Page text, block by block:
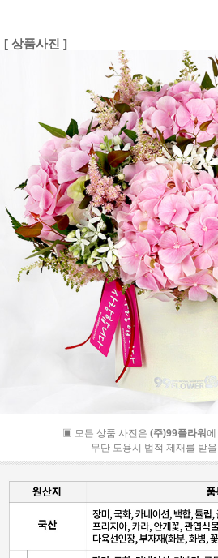
[ 상품사진 ]
▣ 모든 상품 사진은(주)99플라워에
무단 도용시 법적 제재를 받